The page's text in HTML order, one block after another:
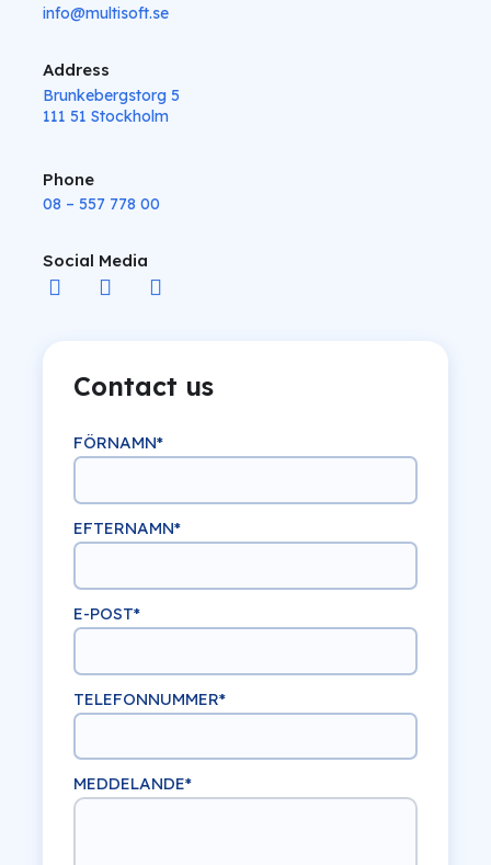
info@multisoft.se
Address
Brunkebergstorg 5
111 51 Stockholm
Phone
08 – 557 778 00
Social Media
Contact us
FÖRNAMN*
EFTERNAMN*
E-POST*
TELEFONNUMMER*
MEDDELANDE*